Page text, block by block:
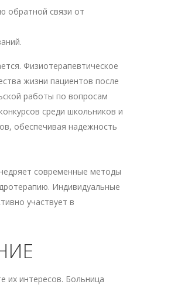
обратной связи от
Физиотерапевтическое
жизни пациентов после
работы по вопросам
среди школьников и
обеспечивая надежность
современные методы
Индивидуальные
участвует в
их интересов. Больница